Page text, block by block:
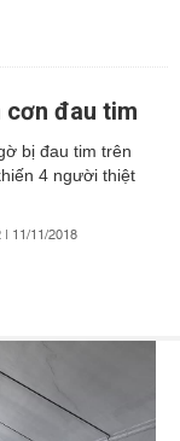
cơn đau tim
bị đau tim trên
4 người thiệt
| 11/11/2018